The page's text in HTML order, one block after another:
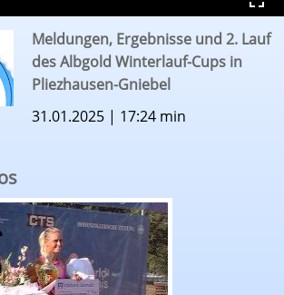
Meldungen, Ergebnisse und 2. Lauf
des Albgold Winterlauf-Cups in
Pliezhausen-Gniebel
31.01.2025 | 17:24 min
vom 7. August 2025: